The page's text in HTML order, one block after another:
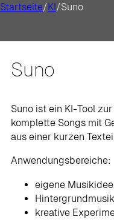
Startseite/KI/Suno
Suno
Suno ist ein KI-Tool
komplette Songs mit
aus einer kurzen
Anwendungsbereiche:
eigene
kreative